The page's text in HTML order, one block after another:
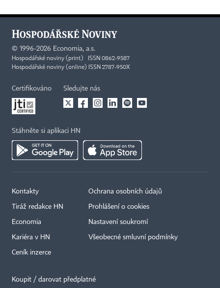
© 1996-2026 Economia, a.s.
Hospodářské noviny (print) ISSN 0862-9587
Hospodářské noviny (online) ISSN 2787-950X
Certifikováno Sledujte nás
Stáhněte si aplikaci HN
Kontakty
Tiráž redakce HN
Economia
Kariéra v HN
Ceník inzerce
Ochrana osobních údajů
Prohlášení o cookies
Nastavení soukromí
Všeobecné smluvní podmínky
Koupit / darovat předplatné